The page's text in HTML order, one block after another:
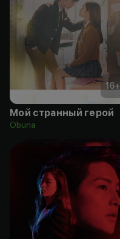
16+
Мой странный герой
Obuna